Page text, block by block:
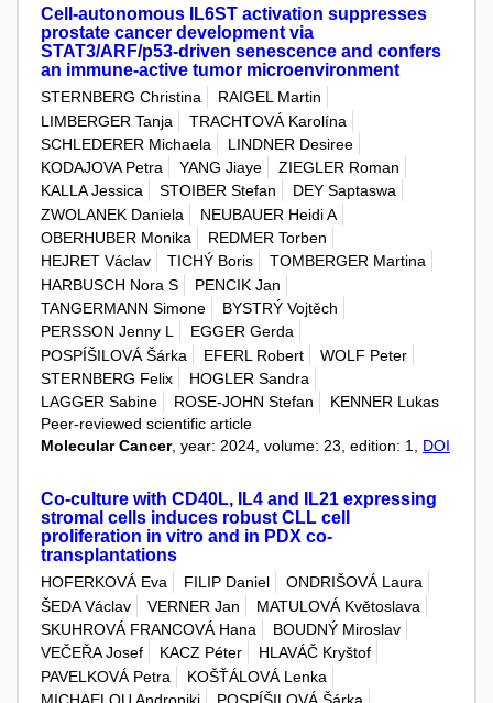
Cell-autonomous IL6ST activation suppresses
prostate cancer development via
STAT3/ARF/p53-driven senescence and confers
an immune-active tumor microenvironment
STERNBERG Christina
RAIGEL Martin
LIMBERGER Tanja
TRACHTOVÁ Karolína
SCHLEDERER Michaela
LINDNER Desiree
KODAJOVA Petra
YANG Jiaye
ZIEGLER Roman
KALLA Jessica
STOIBER Stefan
DEY Saptaswa
ZWOLANEK Daniela
NEUBAUER Heidi A
OBERHUBER Monika
REDMER Torben
HEJRET Václav
TICHÝ Boris
TOMBERGER Martina
HARBUSCH Nora S
PENCIK Jan
TANGERMANN Simone
BYSTRÝ Vojtěch
PERSSON Jenny L
EGGER Gerda
POSPÍŠILOVÁ Šárka
EFERL Robert
WOLF Peter
STERNBERG Felix
HOGLER Sandra
LAGGER Sabine
ROSE-JOHN Stefan
KENNER Lukas
Peer-reviewed scientific article
Molecular Cancer, year: 2024, volume: 23, edition: 1, DOI
Co-culture with CD40L, IL4 and IL21 expressing
stromal cells induces robust CLL cell
proliferation in vitro and in PDX co-
transplantations
HOFERKOVÁ Eva FILIP Daniel
ONDRIŠOVÁ Laura
ŠEDA Václav
VERNER Jan
MATULOVÁ Květoslava
SKUHROVÁ FRANCOVÁ Hana
BOUDNÝ Miroslav
VEČEŘA Josef
KACZ Péter
HLAVÁČ Kryštof
PAVELKOVÁ Petra
KOŠŤÁLOVÁ Lenka